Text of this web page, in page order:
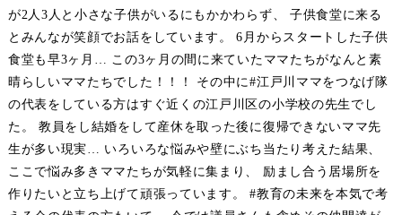
が2人3人と小さな子供がいるにもかかわらず、 子供食堂に来る
とみんなが笑顔でお話をしています。 6月からスタートした子供
食堂も早3ヶ月… この3ヶ月の間に来ていたママたちがなんと素
晴らしいママたちでした！！！ その中に#江戸川ママをつなげ隊
の代表をしている方はすぐ近くの江戸川区の小学校の先生でし
た。 教員をし結婚をして産休を取った後に復帰できないママ先
生が多い現実… いろいろな悩みや壁にぶち当たり考えた結果、
ここで悩み多きママたちが気軽に集まり、 励まし合う居場所を
作りたいと立ち上げて頑張っています。 #教育の未来を本気で考